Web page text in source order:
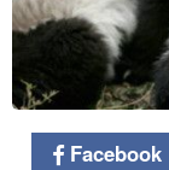
Facebook